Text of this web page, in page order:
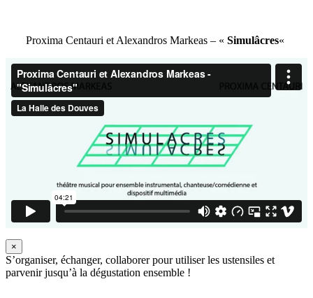
Proxima Centauri et Alexandros Markeas – « Simulâcres«
×
S’organiser, échanger, collaborer pour utiliser les ustensiles et
parvenir jusqu’à la dégustation ensemble !